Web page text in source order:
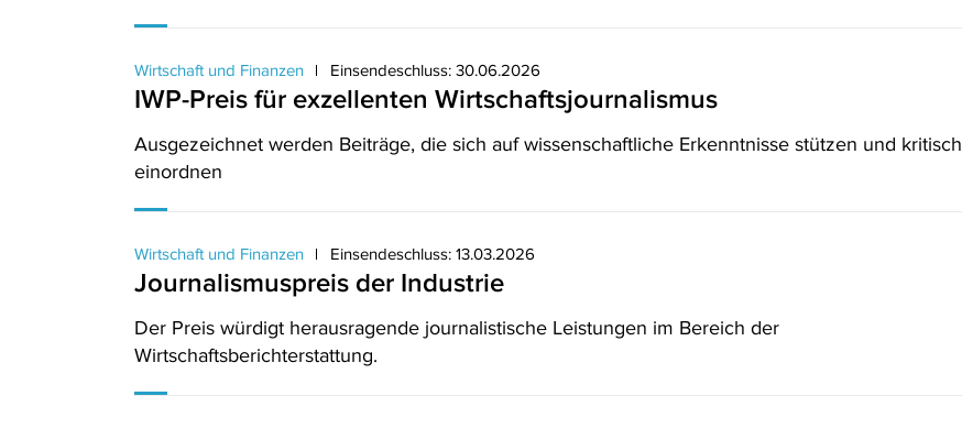
Wirtschaft und Finanzen Einsendeschluss: 30.06.2026
IWP-Preis für exzellenten Wirtschaftsjournalismus
Ausgezeichnet werden Beiträge, die sich auf wissenschaftliche Erkenntnisse stützen und kritisch
einordnen
Wirtschaft und Finanzen Einsendeschluss: 13.03.2026
Journalismuspreis der Industrie
Der Preis würdigt herausragende journalistische Leistungen im Bereich der
Wirtschaftsberichterstattung.